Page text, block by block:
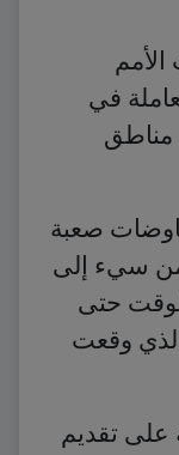
الأمم
في
مناطق
صعبة
من سيء إلى
حتى
وقعت
على تقديم